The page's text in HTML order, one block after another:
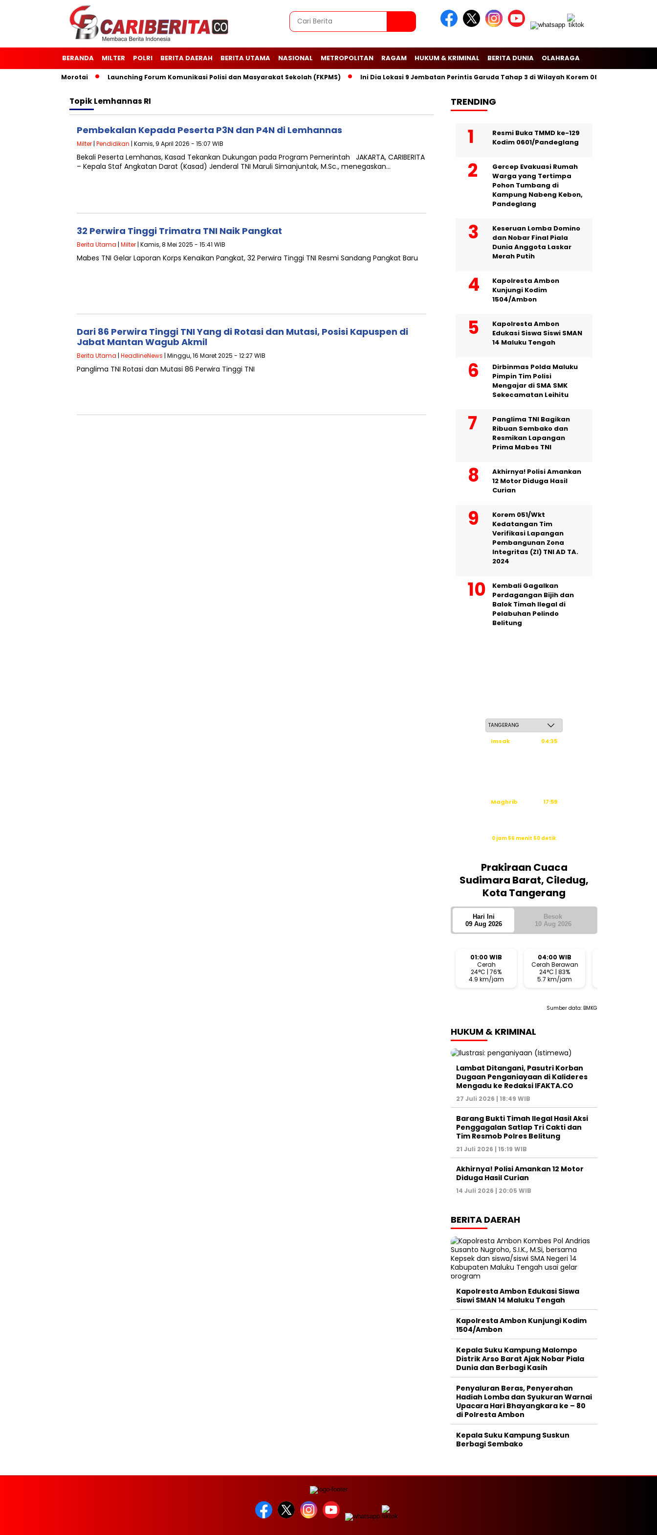
BERANDA MILTER POLRI BERITA DAERAH BERITA UTAMA NASIONAL METROPOLITAN RAGAM HUKUM & KRIMINAL BERITA DUNIA OLAHRAGA
Kodim 1514/Morotai Launching Forum Komunikasi Polisi dan Masyarakat Sekolah (FKPMS) Ini Dia Lokasi 9 Jembatan Perintis Garuda Tahap 3 di Wilayah Korem 081/Dsj
TopikLemhannas RI
Pembekalan Kepada Peserta P3N dan P4N di Lemhannas
Milter | Pendidikan | Kamis, 9 April 2026 - 15:07 WIB
Bekali Peserta Lemhanas, Kasad Tekankan Dukungan pada Program Pemerintah JAKARTA, CARIBERITA
– Kepala Staf Angkatan Darat (Kasad) Jenderal TNI Maruli Simanjuntak, M.Sc., menegaskan…
32 Perwira Tinggi Trimatra TNI Naik Pangkat
Berita Utama | Milter | Kamis, 8 Mei 2025 - 15:41 WIB
Mabes TNI Gelar Laporan Korps Kenaikan Pangkat, 32 Perwira Tinggi TNI Resmi Sandang Pangkat Baru
Dari 86 Perwira Tinggi TNI Yang di Rotasi dan Mutasi, Posisi Kapuspen di
Jabat Mantan Wagub Akmil
Berita Utama | HeadlineNews | Minggu, 16 Maret 2025 - 12:27 WIB
Panglima TNI Rotasi dan Mutasi 86 Perwira Tinggi TNI
TRENDING
Resmi Buka TMMD ke-129
Kodim 0601/Pandeglang
Gercep Evakuasi Rumah
Warga yang Tertimpa
Pohon Tumbang di
Kampung Nabeng Kebon,
Pandeglang
Keseruan Lomba Domino
dan Nobar Final Piala
Dunia Anggota Laskar
Merah Putih
Kapolresta Ambon
Kunjungi Kodim
1504/Ambon
Kapolresta Ambon
Edukasi Siswa Siswi SMAN
14 Maluku Tengah
Dirbinmas Polda Maluku
Pimpin Tim Polisi
Mengajar di SMA SMK
Sekecamatan Leihitu
Panglima TNI Bagikan
Ribuan Sembako dan
Resmikan Lapangan
Prima Mabes TNI
Akhirnya! Polisi Amankan
12 Motor Diduga Hasil
Curian
Korem 051/Wkt
Kedatangan Tim
Verifikasi Lapangan
Pembangunan Zona
Integritas (ZI) TNI AD TA.
2024
Kembali Gagalkan
Perdagangan Bijih dan
Balok Timah Ilegal di
Pelabuhan Pelindo
Belitung
Imsak
04:35
Maghrib
17:59
0 jam 56 menit 49 detik
Prakiraan Cuaca
Sudimara Barat, Ciledug,
Kota Tangerang
Hari Ini
09 Aug 2026
Besok
10 Aug 2026
01:00 WIB
Cerah
24°C | 76%
4.9 km/jam
04:00 WIB
Cerah Berawan
24°C | 83%
5.7 km/jam
Sumber data: BMKG
HUKUM & KRIMINAL
Lambat Ditangani, Pasutri Korban
Dugaan Penganiayaan di Kalideres
Mengadu ke Redaksi IFAKTA.CO
27 Juli 2026 | 18:49 WIB
Barang Bukti Timah Ilegal Hasil Aksi
Penggagalan Satlap Tri Cakti dan
Tim Resmob Polres Belitung
21 Juli 2026 | 15:19 WIB
Akhirnya! Polisi Amankan 12 Motor
Diduga Hasil Curian
14 Juli 2026 | 20:05 WIB
BERITA DAERAH
Kapolresta Ambon Edukasi Siswa
Siswi SMAN 14 Maluku Tengah
Kapolresta Ambon Kunjungi Kodim
1504/Ambon
Kepala Suku Kampung Malompo
Distrik Arso Barat Ajak Nobar Piala
Dunia dan Berbagi Kasih
Penyaluran Beras, Penyerahan
Hadiah Lomba dan Syukuran Warnai
Upacara Hari Bhayangkara ke – 80
di Polresta Ambon
Kepala Suku Kampung Suskun
Berbagi Sembako